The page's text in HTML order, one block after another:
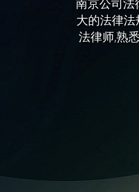
大的法律
法律师,熟